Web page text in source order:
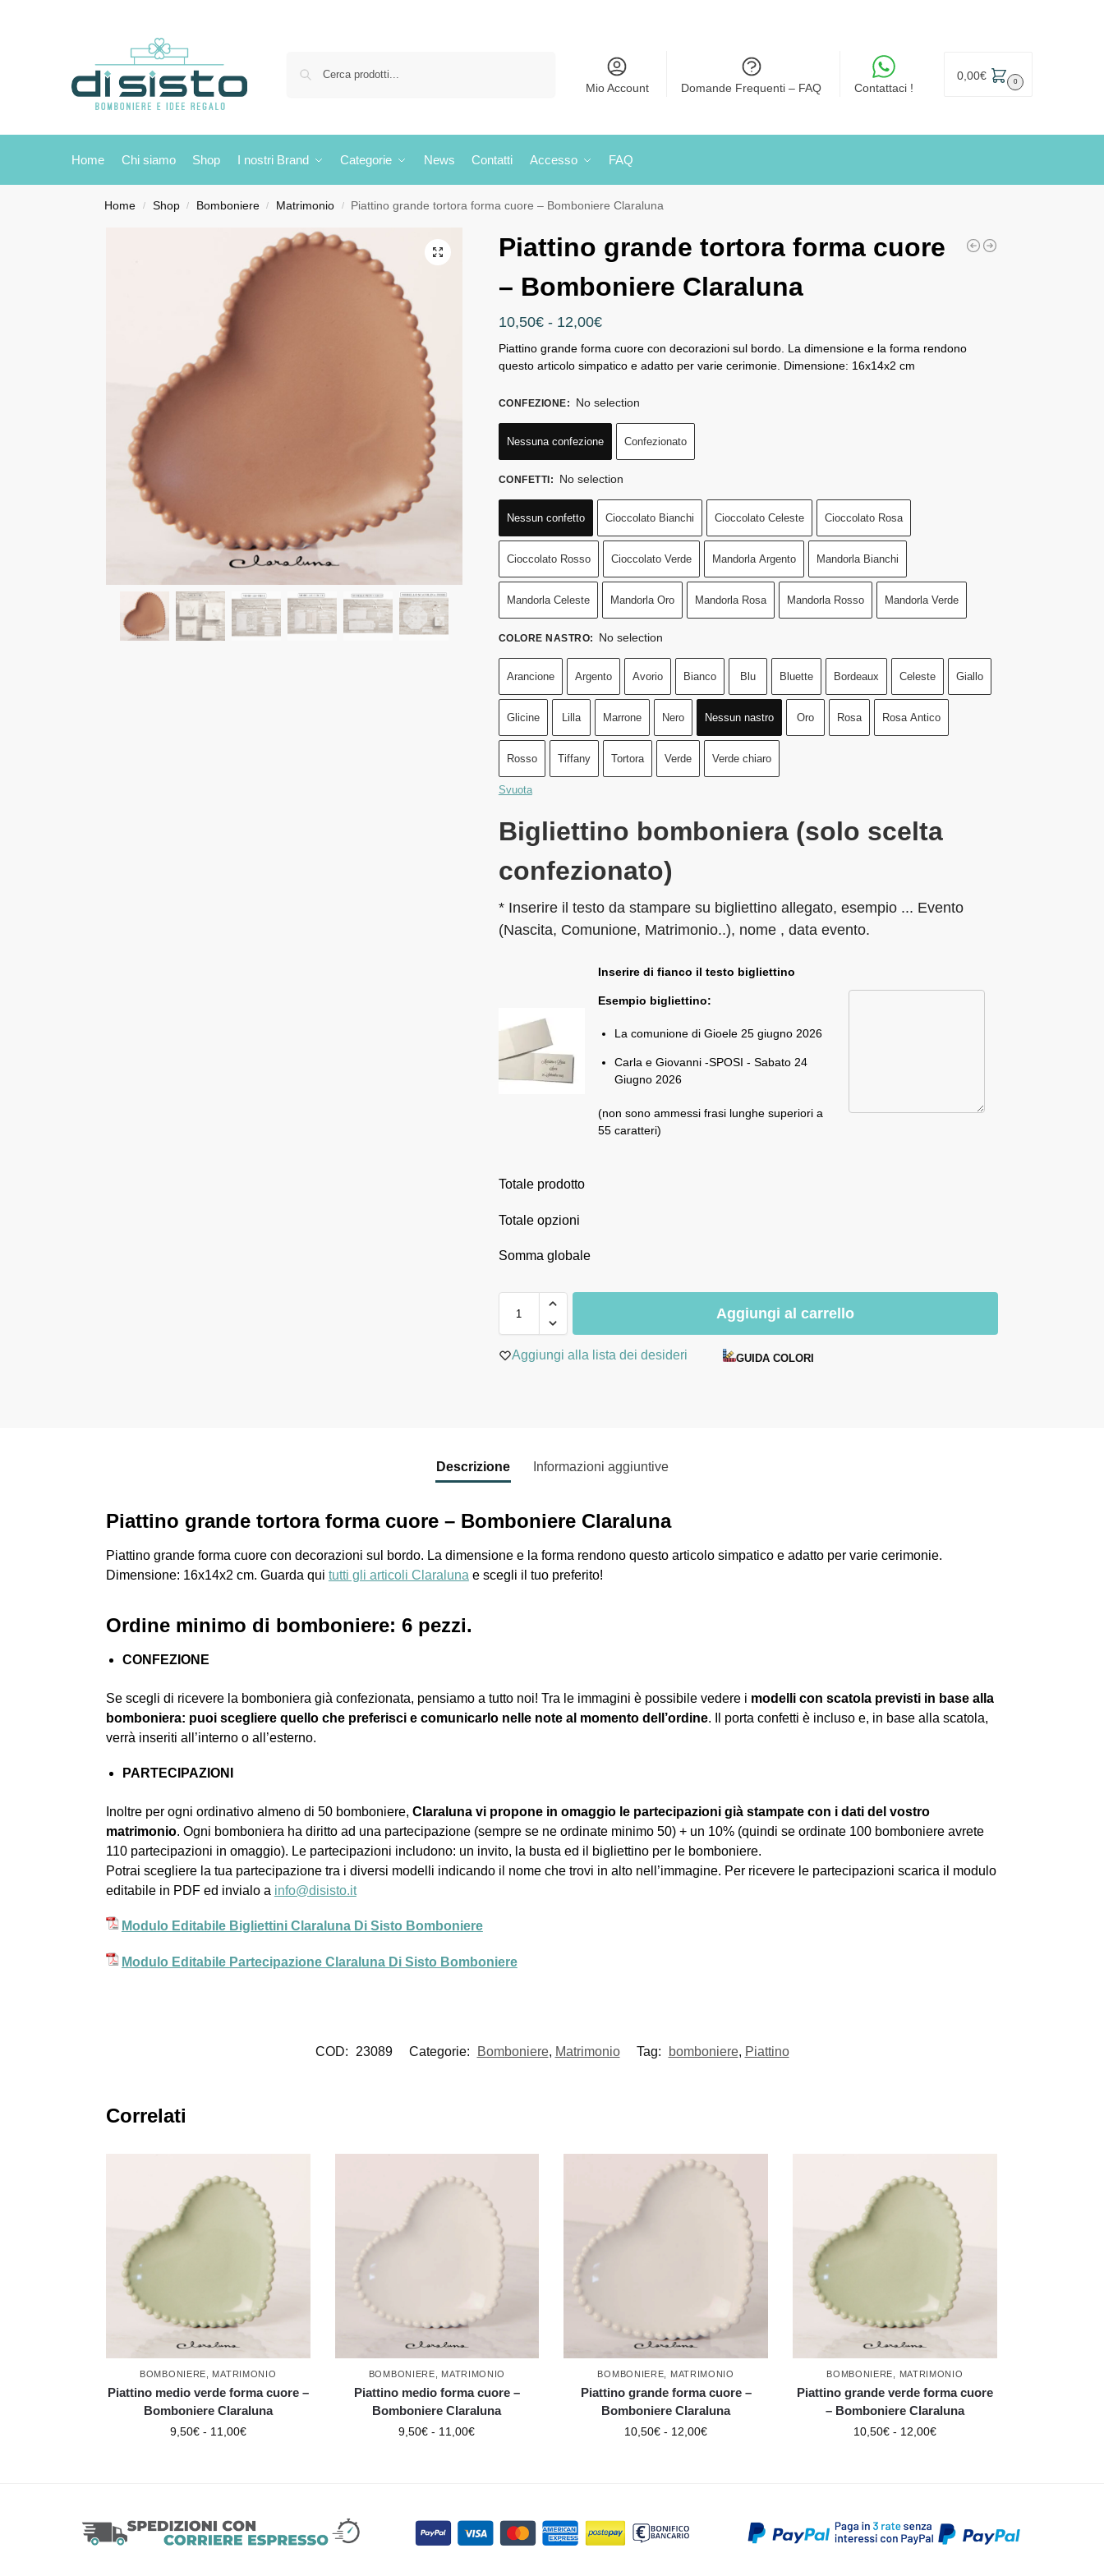
Mio Account Domande Frequenti – FAQ Contattaci !
0,00€ 0
Home Chi siamo Shop I nostri Brand Categorie News Contatti Accesso FAQ
Home / Shop / Bomboniere / Matrimonio / Piattino grande tortora forma cuore – Bomboniere Claraluna
Piattino grande tortora forma cuore
– Bomboniere Claraluna
10,50€ - 12,00€
Piattino grande forma cuore con decorazioni sul bordo. La dimensione e la forma rendono
questo articolo simpatico e adatto per varie cerimonie. Dimensione: 16x14x2 cm
CONFEZIONE: No selection
Nessuna confezione Confezionato
CONFETTI: No selection
Nessun confetto Cioccolato Bianchi Cioccolato Celeste Cioccolato Rosa
Cioccolato Rosso Cioccolato Verde Mandorla Argento Mandorla Bianchi
Mandorla Celeste Mandorla Oro Mandorla Rosa Mandorla Rosso Mandorla Verde
COLORE NASTRO: No selection
Arancione Argento Avorio Bianco Blu Bluette Bordeaux Celeste Giallo
Glicine Lilla Marrone Nero Nessun nastro Oro Rosa Rosa Antico
Rosso Tiffany Tortora Verde Verde chiaro
Svuota
Bigliettino bomboniera (solo scelta
confezionato)
* Inserire il testo da stampare su bigliettino allegato, esempio ... Evento
(Nascita, Comunione, Matrimonio..), nome , data evento.
Inserire di fianco il testo bigliettino
Esempio bigliettino:
La comunione di Gioele 25 giugno 2026
Carla e Giovanni -SPOSI - Sabato 24
Giugno 2026
(non sono ammessi frasi lunghe superiori a
55 caratteri)
Totale prodotto
Totale opzioni
Somma globale
Aggiungi al carrello
Aggiungi alla lista dei desideri GUIDA COLORI
Descrizione Informazioni aggiuntive
Piattino grande tortora forma cuore – Bomboniere Claraluna
Piattino grande forma cuore con decorazioni sul bordo. La dimensione e la forma rendono questo articolo simpatico e adatto per varie cerimonie.
Dimensione: 16x14x2 cm. Guarda qui tutti gli articoli Claraluna e scegli il tuo preferito!
Ordine minimo di bomboniere: 6 pezzi.
CONFEZIONE
Se scegli di ricevere la bomboniera già confezionata, pensiamo a tutto noi! Tra le immagini è possibile vedere i modelli con scatola previsti in base alla
bomboniera: puoi scegliere quello che preferisci e comunicarlo nelle note al momento dell’ordine. Il porta confetti è incluso e, in base alla scatola,
verrà inseriti all’interno o all’esterno.
PARTECIPAZIONI
Inoltre per ogni ordinativo almeno di 50 bomboniere, Claraluna vi propone in omaggio le partecipazioni già stampate con i dati del vostro
matrimonio. Ogni bomboniera ha diritto ad una partecipazione (sempre se ne ordinate minimo 50) + un 10% (quindi se ordinate 100 bomboniere avrete
110 partecipazioni in omaggio). Le partecipazioni includono: un invito, la busta ed il bigliettino per le bomboniere.
Potrai scegliere la tua partecipazione tra i diversi modelli indicando il nome che trovi in alto nell’immagine. Per ricevere le partecipazioni scarica il modulo
editabile in PDF ed invialo a info@disisto.it
Modulo Editabile Bigliettini Claraluna Di Sisto Bomboniere
Modulo Editabile Partecipazione Claraluna Di Sisto Bomboniere
COD: 23089 Categorie: Bomboniere, Matrimonio Tag: bomboniere, Piattino
Correlati
BOMBONIERE MATRIMONIO
Piattino medio verde forma cuore –
Bomboniere Claraluna
9,50€ - 11,00€
BOMBONIERE MATRIMONIO
Piattino medio forma cuore –
Bomboniere Claraluna
9,50€ - 11,00€
BOMBONIERE MATRIMONIO
Piattino grande forma cuore –
Bomboniere Claraluna
10,50€ - 12,00€
BOMBONIERE MATRIMONIO
Piattino grande verde forma cuore
– Bomboniere Claraluna
10,50€ - 12,00€